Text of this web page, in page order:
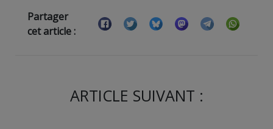
Partager
cet article :
ARTICLE SUIVANT :